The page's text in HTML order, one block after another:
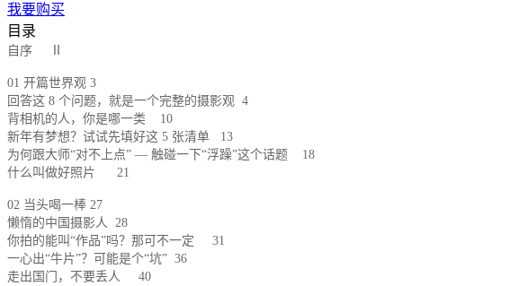
我要购买
目录
自序 Ⅱ
01 开篇世界观 3
回答这 8 个问题，就是一个完整的摄影观 4
背相机的人，你是哪一类 10
新年有梦想？试试先填好这 5 张清单 13
为何跟大师“对不上点” — 触碰一下“浮躁”这个话题 18
什么叫做好照片 21
02 当头喝一棒 27
懒惰的中国摄影人 28
你拍的能叫“作品”吗？那可不一定 31
一心出“牛片”？可能是个“坑” 36
走出国门，不要丢人 40